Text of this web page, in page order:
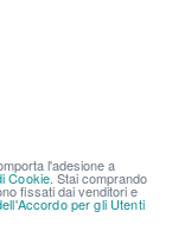
l'adesione a
Cookie . Stai comprando
fissati dai venditori e
per gli Utenti